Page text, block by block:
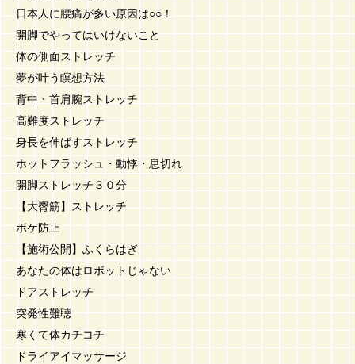
日本人に腰痛が多い原因は○○！
開脚でやってはいけないこと
体の側面ストレッチ
夢が叶う瞑想方法
背中・首肩腕ストレッチ
高難度ストレッチ
身長を伸ばすストレッチ
ホットフラッシュ・動悸・息切れ
開脚ストレッチ３０分
【大臀筋】ストレッチ
ボケ防止
【施術公開】ふくらはぎ
あなたの体はロボットじゃない
ドアストレッチ
突発性難聴
寒くて体カチコチ
ドライアイマッサージ